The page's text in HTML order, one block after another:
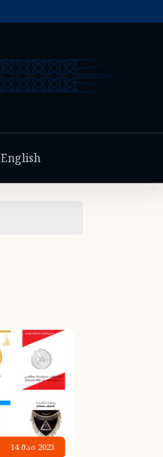
English
14 მაი 2023